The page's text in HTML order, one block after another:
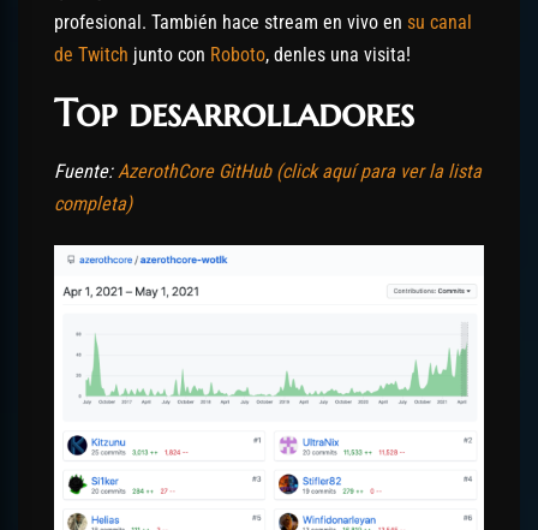
profesional. También hace stream en vivo en su canal
de Twitch junto con Roboto, denles una visita!
Top desarrolladores
Fuente: AzerothCore GitHub (click aquí para ver la lista
completa)